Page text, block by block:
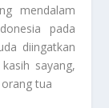
mendalam
pada
diingatkan
sayang,
tua